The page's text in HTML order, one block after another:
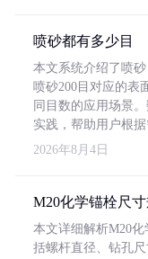
喷砂都有多少目
本文系统介绍了喷
喷砂200目对应的表
同目数的应用场景
实践，帮助用户根
2026年8月4日
M20化学锚栓尺
本文详细解析M20
括螺杆直径、钻孔